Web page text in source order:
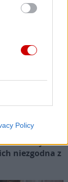
Policy
Komisja ds.
niezgodna z